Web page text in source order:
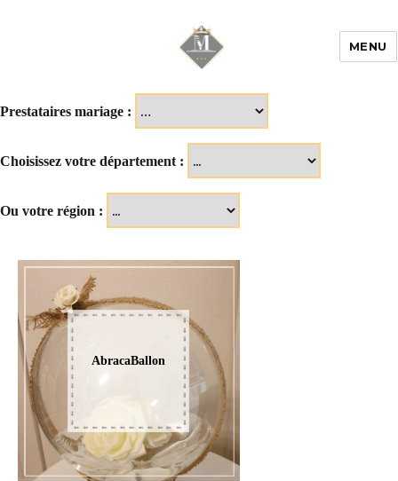
MENU
Prestataires mariage :
Choisissez votre département :
Ou votre région :
AbracaBallon